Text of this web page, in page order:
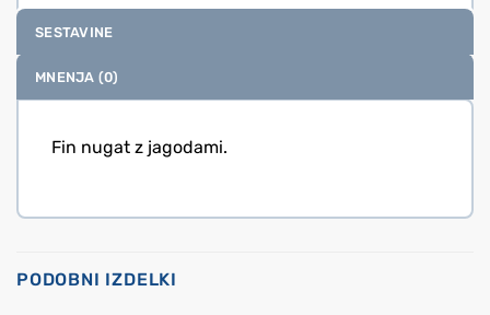
SESTAVINE
MNENJA (0)
Fin nugat z jagodami.
PODOBNI IZDELKI